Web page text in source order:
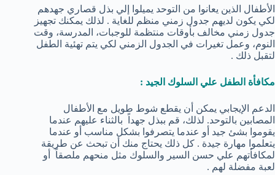
الأطفال الذين يعانوا من التوحد يميلوا إلي بذل قصاري جهدهم
لكي يكون لديهم جدول زمني منظم للغاية . لذلك يمكنك تجهيز
جدول زمني مخالف بأوقات منتظمة للوجبات، المدرسة، وقت
النوم، وعمل تغيرات في الجدول الزمني لكي يتم تهئية الطفل
لتقبل ذلك .
مكافأة الطفل علي السلوك الجيد :
الدعم الإيجابي يمكن أن يقطع شوط طويل مع الأطفال
المصابين بالتوحد. لذلك، قم ببذل جهداً بالثناء عليهم عندما
يقوموا بشئ جيد أو عندما يتصرفوا بشكل مناسب أو عندما
يتعلموا مهارة جيدة . كل ذلك يحتاج منك أن تبحث عن طريقة
لمكافأتهم علي حسن السير والسلوك مثل منحهم ملصقاً أو
لعبة مفضلة لهم .